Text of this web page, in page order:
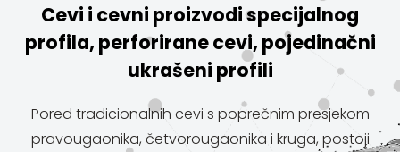
Cevi i cevni proizvodi specijalnog
profila, perforirane cevi, pojedinačni
ukrašeni profili
Pored tradicionalnih cevi s poprečnim presjekom
pravougaonika, četvorougaonika i kruga, postoji